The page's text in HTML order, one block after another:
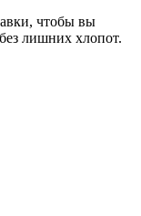
чтобы вы
лишних хлопот.